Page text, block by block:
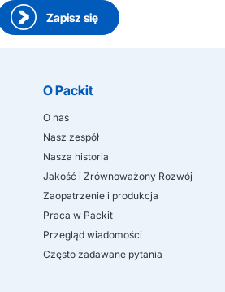
Zapisz się
O Packit
O nas
Nasz zespół
Nasza historia
Jakość i Zrównoważony Rozwój
Zaopatrzenie i produkcja
Praca w Packit
Przegląd wiadomości
Często zadawane pytania